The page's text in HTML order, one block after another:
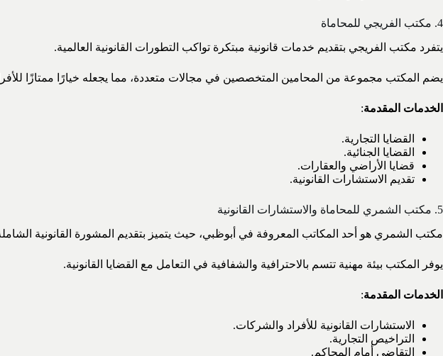
4. مكتب الفريجي للمحاماة
يتفرد مكتب الفريجي بتقديم خدمات قانونية مبتكرة تواكب التطورات القانونية العالمية.
يضم المكتب مجموعة من المحامين المتخصصين في مجالات متعددة، مما يجعله خيارًا ممتازًا
الخدمات المقدمة:
القضايا التجارية.
القضايا الجنائية.
قضايا الأراضي والعقارات.
تقديم الاستشارات القانونية.
5. مكتب الشمري للمحاماة والاستشارات القانونية
مكتب الشمري هو أحد المكاتب المعروفة في أبوظبي، حيث يتميز بتقديم المشورة القانونية
يوفر المكتب بيئة مهنية تتسم بالاحترافية والشفافية في التعامل مع القضايا القانونية.
الخدمات المقدمة:
الاستشارات القانونية للأفراد والشركات.
التراخيص التجارية.
التقاضي أمام المحاكم.